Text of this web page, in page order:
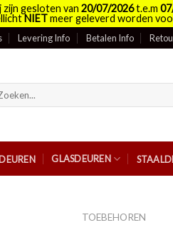
gesloten van 20/07/2026t.e.m
NIETmeer geleverd worden
Levering Info Betalen Info
GLASDEUREN
TOEBEHOREN